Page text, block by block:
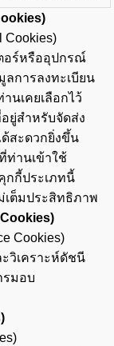
Cookies)
อร์หรืออุปกรณ์
การลงทะเบียน
นเคยเลือกไว้
ยู่สำหรับจัดส่ง
สะดวกยิ่งขึ้น
ท่านเข้าใช้
กกี้ประเภทนี้
เต็มประสิทธิภาพ
Cookies)
วิเคราะห์ดัชนี
รมอบ